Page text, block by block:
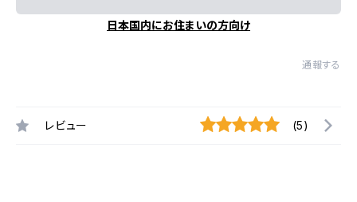
日本国内にお住まいの方向け
通報する
レビュー (5)